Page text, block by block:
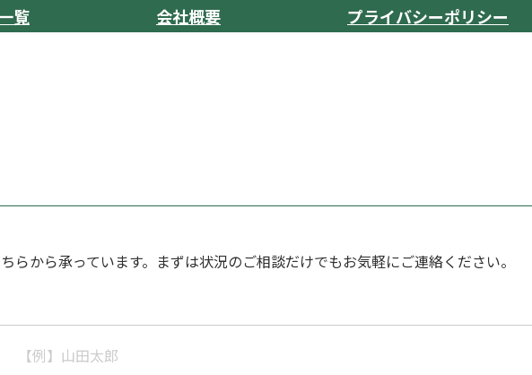
覧 会社概要 プライバシーポリシー
らから承っています。まずは状況のご相談だけでもお気軽にご連絡ください。